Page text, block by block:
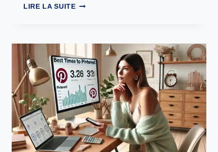
LIRE LA SUITEAVIS
BOOSTEZ
VOTRE
STRATÉGIE
PINTEREST